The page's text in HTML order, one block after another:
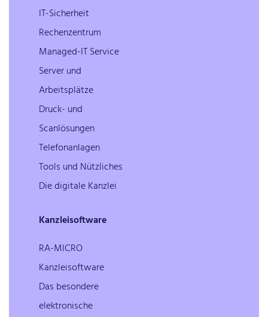
IT-Sicherheit
Rechenzentrum
Managed-IT Service
Server und
Arbeitsplätze
Druck- und
Scanlösungen
Telefonanlagen
Tools und Nützliches
Die digitale Kanzlei
Kanzleisoftware
RA-MICRO
Kanzleisoftware
Das besondere
elektronische